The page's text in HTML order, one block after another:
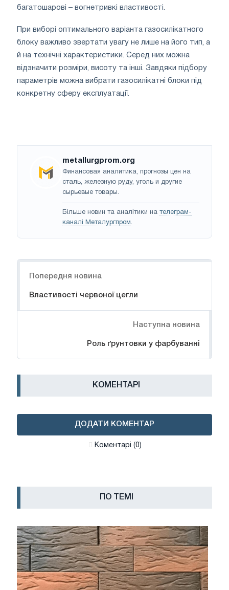
багатошарові – вогнетривкі властивості.
При виборі оптимального варіанта газосилікатного
блоку важливо звертати увагу не лише на його тип, а
й на технічні характеристики. Серед них можна
відзначити розміри, висоту та інші. Завдяки підбору
параметрів можна вибрати газосилікатні блоки під
конкретну сферу експлуатації.
metallurgprom.org
Финансовая аналитика, прогнозы цен на
сталь, железную руду, уголь и другие
сырьевые товары.
Більше новин та аналітики на телеграм-
каналі Металургпром.
Попередня новина
Властивості червоної цегли
Наступна новина
Роль ґрунтовки у фарбуванні
КОМЕНТАРІ
ДОДАТИ КОМЕНТАР
Коментарі (0)
ПО ТЕМІ